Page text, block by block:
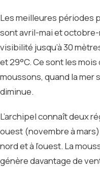
Les meilleures périodes
sont avril-mai et
visibilité jusqu’à 30
et 29°C. Ce sont les
moussons, quand la mer
diminue.
L’archipel connaît deux
ouest (novembre à
nord et à l’ouest. La
génère davantage de